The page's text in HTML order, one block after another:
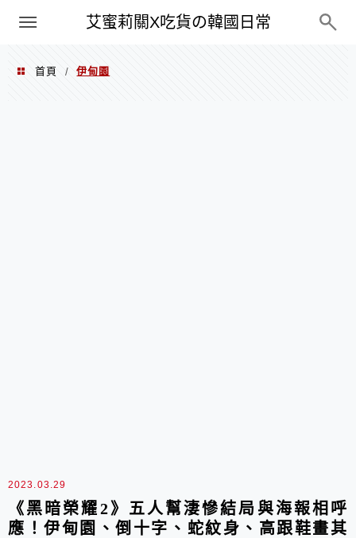
艾蜜莉關X吃貨の韓國日常
PXN
首頁 / 伊甸園
2023.03.29
《黑暗榮耀2》五人幫淒慘結局與海報相呼
應！伊甸園、倒十字、蛇紋身、高跟鞋畫其